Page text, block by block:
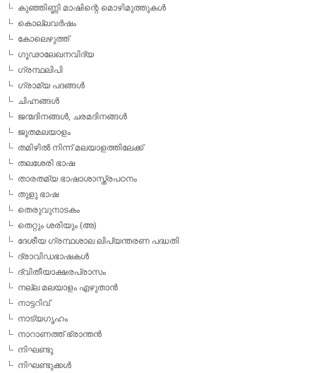
കുഞ്ഞിണ്ണി മാഷിന്റെ മൊഴിമുത്തുകള്‍
കൊല്ലവര്‍ഷം
കോലെഴുത്ത്
ഗൂഢാലേഖനവിദ്യ
ഗ്രന്ഥലിപി
ഗ്രാമ്യ പദങ്ങള്‍
ചിഹ്നങ്ങള്‍
ജന്മദിനങ്ങള്‍, ചരമദിനങ്ങള്‍
ജൂതമലയാളം
തമിഴില്‍ നിന്ന് മലയാളത്തിലേക്ക്
തലശേരി ഭാഷ
താരതമ്യ ഭാഷാശാസ്ത്രപഠനം
തുളു ഭാഷ
തെരുവുനാടകം
തെറ്റും ശരിയും (അ)
ദേശീയ ഗ്രന്ഥശാല ലിപ്യന്തരണ പദ്ധതി
ദ്രാവിഡഭാഷകള്‍
ദ്വിതീയാക്ഷരപ്രാസം
നല്ല മലയാളം എഴുതാന്‍
നാട്ടറിവ്
നാട്യഗൃഹം
നാറാണത്ത് ഭ്രാന്തന്‍
നിഘണ്ടു
നിഘണ്ടുക്കള്‍